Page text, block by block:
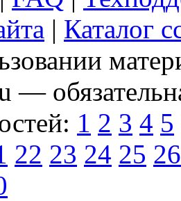
| Каталог
—
1 2 3 4 5
22 23 24 25 26